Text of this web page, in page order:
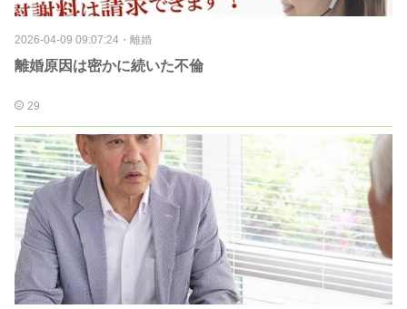
2026-04-09 09:07:24 ・ 離婚
離婚原因は密かに続いた不倫
29